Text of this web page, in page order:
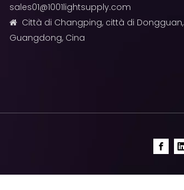
sales01@1001lightsupply.com

Città di Changping, città di Dongguan,
Guangdong, Cina